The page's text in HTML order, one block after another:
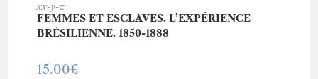
xx-y-z
FEMMES ET ESCLAVES. L’EXPÉRIENCE
BRÉSILIENNE. 1850-1888
15.00€